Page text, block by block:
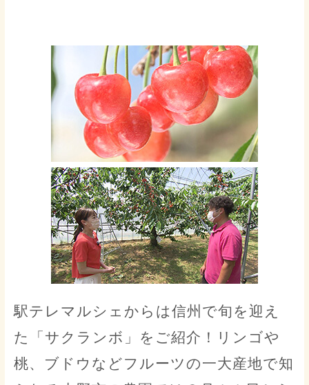
駅テレマルシェからは信州で旬を迎え
た「サクランボ」をご紹介！リンゴや
桃、ブドウなどフルーツの一大産地で知